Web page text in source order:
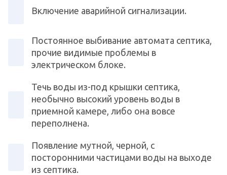
Включение аварийной сигнализации.
Постоянное выбивание автомата септика,
прочие видимые проблемы в
электрическом блоке.
Течь воды из-под крышки септика,
необычно высокий уровень воды в
приемной камере, либо она вовсе
переполнена.
Появление мутной, черной, с
посторонними частицами воды на выходе
из септика.